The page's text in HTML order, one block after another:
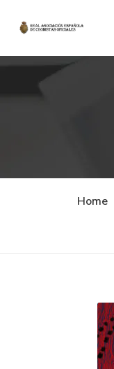
Home